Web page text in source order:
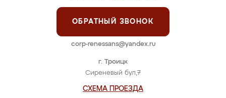
г. Троицк
Сиреневый бул,7
СХЕМА ПРОЕЗДА
ОБРАТНЫЙ ЗВОНОК
corp-renessans@yandex.ru